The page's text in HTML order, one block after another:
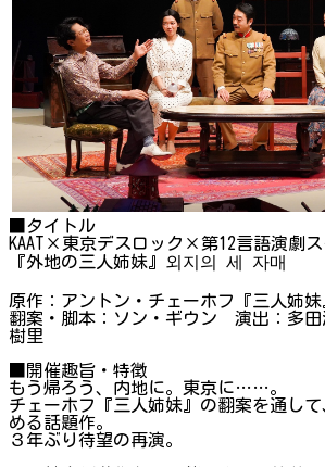
■タイトル
KAAT×東京デスロック×第12言語演劇
『外地の三人姉妹』외지의 세 자매
原作：アントン・チェーホフ『三人姉妹
翻案・脚本：ソン・ギウン 演出：多
樹里
■開催趣旨・特徴
もう帰ろう、内地に。東京に……。
チェーホフ『三人姉妹』の翻案を通し
める話題作。
３年ぶり待望の再演。